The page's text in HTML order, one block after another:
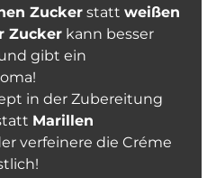
Zucker statt weißen
Zucker kann besser
gibt ein
in der Zubereitung
Marillen
verfeinere die Créme